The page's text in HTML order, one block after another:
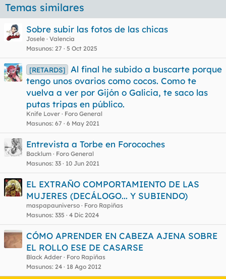
Temas similares
Sobre subir las fotos de las chicas
Josele Valencia
Masunos 27 5 Oct 2025
[RETARDS]
Al final he subido a buscarte porque
tengo unos ovarios como cocos. Como te
vuelva a ver por Gijón o Galicia, te saco las
putas tripas en público.
Knife Lover
Foro General
Masunos 67 6 May 2021
Entrevista a Torbe en Forocoches
Backlum
Foro General
Masunos 33 10 Jun 2021
EL EXTRAÑO COMPORTAMIENTO DE LAS
MUJERES (DECÁLOGO... Y SUBIENDO)
maspapauniverso
Foro Rapiñas
Masunos 335 4 Dic 2024
CÓMO APRENDER EN CABEZA AJENA SOBRE
EL ROLLO ESE DE CASARSE
Black Adder
Foro Rapiñas
Masunos 24 18 Ago 2012